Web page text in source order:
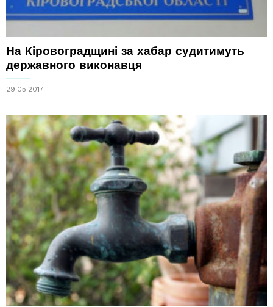
На Кіровоградщині за хабар судитимуть
державного виконавця
29.05.2017